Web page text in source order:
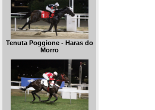
Tenuta Poggione - Haras do
Morro